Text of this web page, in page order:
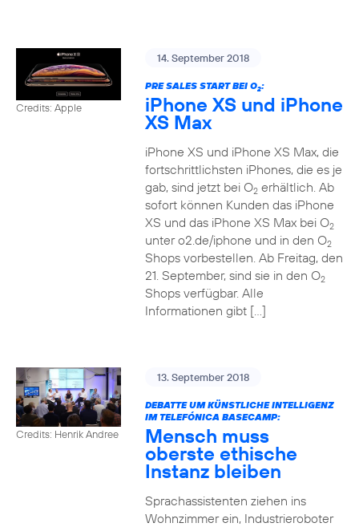
Credits: Apple
14. September 2018
PRE SALES START BEI O2:
iPhone XS und iPhone
XS Max
iPhone XS und iPhone XS Max, die
fortschrittlichsten iPhones, die es je
gab, sind jetzt bei O2erhältlich. Ab
sofort können Kunden das iPhone
XS und das iPhone XS Max bei O2
unter o2.de/iphone und in den O2
Shops vorbestellen. Ab Freitag, den
21. September, sind sie in den O2
Shops verfügbar. Alle
Informationen gibt […]
Credits: Henrik Andree
13. September 2018
DEBATTE UM KÜNSTLICHE INTELLIGENZ
IM TELEFÓNICA BASECAMP:
Mensch muss
oberste ethische
Instanz bleiben
Sprachassistenten ziehen ins
Wohnzimmer ein, Industrieroboter